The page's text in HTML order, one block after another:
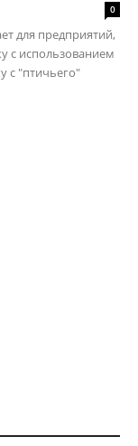
0
для предприятий,
с использованием
с "птичьего"